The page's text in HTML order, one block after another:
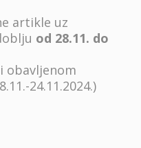
artikle uz
od 28.11. do
obavljenom
24.11.2024.)